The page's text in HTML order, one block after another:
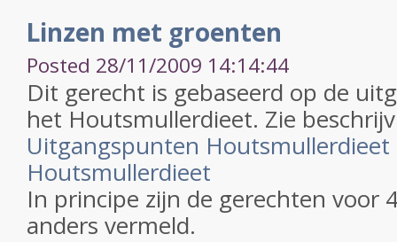
Linzen met groenten
Posted 28/11/2009 14:14:44
Dit gerecht is gebaseerd op de
het Houtsmullerdieet. Zie
Uitgangspunten Houtsmullerdieet
Houtsmullerdieet
In principe zijn de gerechten voor
anders vermeld.